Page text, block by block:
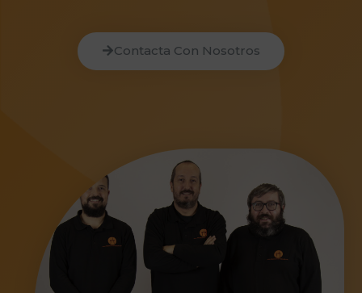
Contacta Con Nosotros